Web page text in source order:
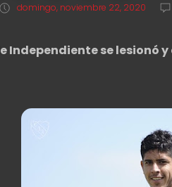
domingo, noviembre 22, 2020
Independiente se lesionó